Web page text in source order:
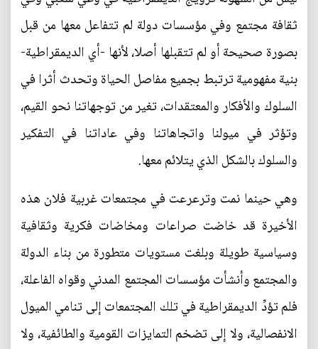
ثقافة مجتمع وفي مؤسسات دولة لم تتفاعل معها من قبل
بصورة صحيحة أو لم تتقبلها أصلا، لأنها -أي الديمقراطية-
بنية مفهومية ترتبط بجميع مفاصل الحياة وتحدث أثرا في
السلوك والأفكار والمعتقدات، تغير من توجهاتنا نحو القيم،
وتؤثر في ميولنا واتجاهاتنا وفي عاداتنا في التفكير
والسلوك بالشكل الذي يتلائم معها.
وهي حينما نمت وترعرعت في مجتمعات غربية فلان هذه
الأخيرة قد خاضت صراعات ومخاضات فكرية وثقافية
وسياسية طويلة وبلغت مستويات متطورة من بناء الدولة
والمجتمع وأنشأت مؤسسات المجتمع المدني وقواه الفاعلة،
فلم تؤدِّ الديمقراطية في تلك المجتمعات إلى تنامي الميول
الانفصالية، ولا إلى تضخم التمايزات القومية والطائفية، ولا